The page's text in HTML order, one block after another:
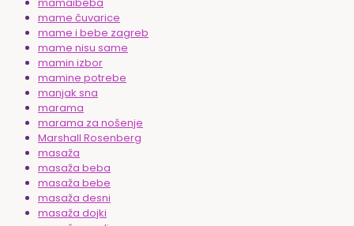
mame čuvarice
mame i bebe zagreb
mame nisu same
mamin izbor
mamine potrebe
manjak sna
marama
marama za nošenje
Marshall Rosenberg
masaža
masaža beba
masaža bebe
masaža desni
masaža dojki